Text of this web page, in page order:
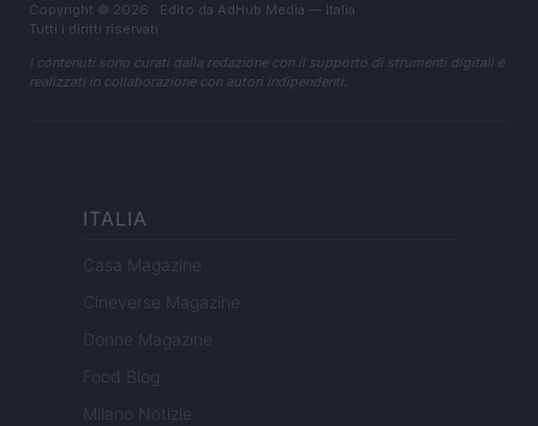
Copyright © 2026 · Edito da AdHub Media — Italia
Tutti i diritti riservati
I contenuti sono curati dalla redazione con il supporto di strumenti digitali e
realizzati in collaborazione con autori indipendenti.
ITALIA
Casa Magazine
Cineverse Magazine
Donne Magazine
Food Blog
Milano Notizie